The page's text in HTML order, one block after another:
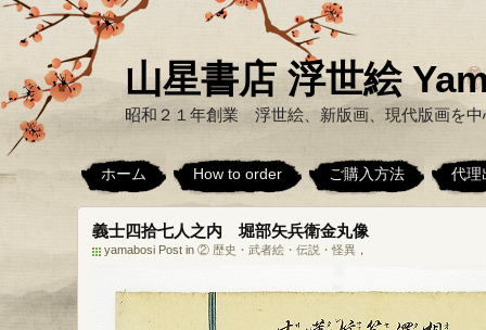
山星書店 浮世絵
昭和２１年創業 浮世絵、新版画、現代版画を
ホーム How to order ご購入方法 代理
義士四拾七人之内 堀部矢兵衛金丸像
yamabosi Post in ② 歴史・武者絵・伝説・怪異 ，